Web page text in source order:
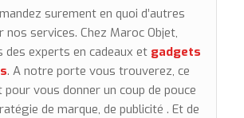
surement en quoi d’autres
nos services. Chez Maroc Objet,
des experts en cadeaux et gadgets
. A notre porte vous trouverez, ce
pour vous donner un coup de pouce
de marque, de publicité . Et de